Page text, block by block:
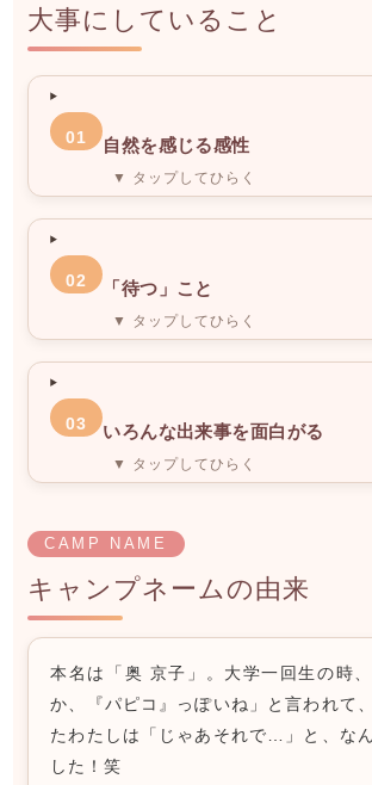
大事にしていること
01 自然を感じる感性
▼ タップしてひらく
02 「待つ」こと
▼ タップしてひらく
03 いろんな出来事を面白がる
▼ タップしてひらく
CAMP NAME
キャンプネームの由来
本名は「奥 京子」。大学一回生の時
か、『パピコ』っぽいね」と言われて
たわたしは「じゃあそれで…」と、な
した！笑